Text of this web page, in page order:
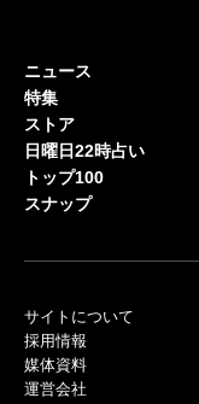
ニュース
特集
ストア
日曜日22時占い
トップ100
スナップ
サイトについて
採用情報
媒体資料
運営会社